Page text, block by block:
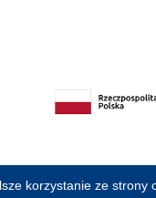
korzystanie ze